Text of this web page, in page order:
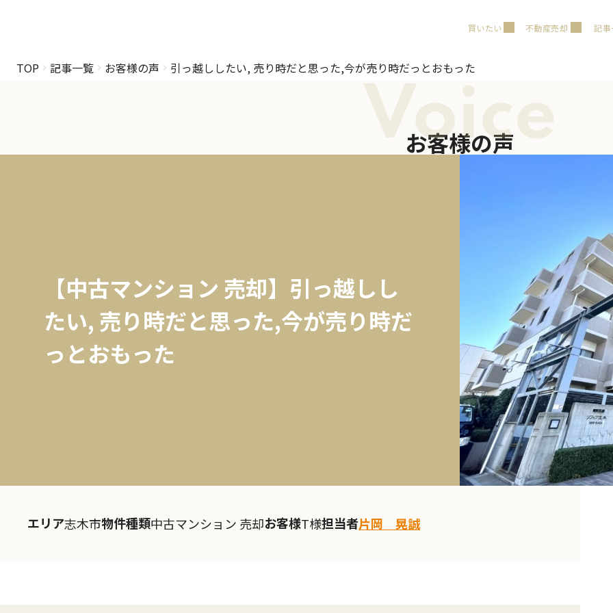
買いたい 不動産売却 記
TOP 記事一覧 お客様の声 引っ越ししたい, 売り時だと思った,今が売り時だっとおもった
Voice
お客様の声
【中古マンション 売却】引っ越しし
たい, 売り時だと思った,今が売り時だ
っとおもった
エリア志木市物件種類中古マンション 売却お客様T様担当者片岡 晃誠